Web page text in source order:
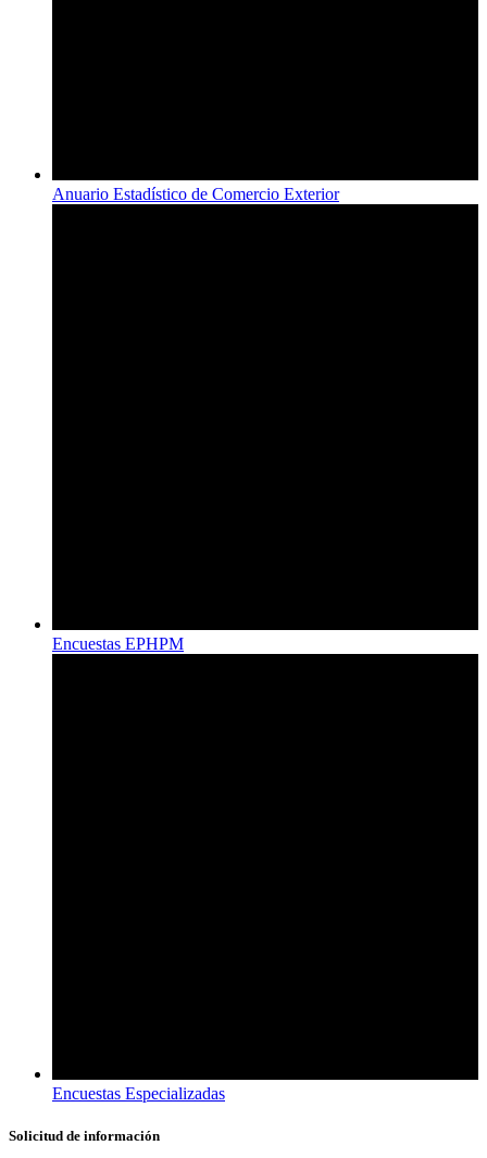
Anuario Estadístico de Comercio Exterior
Encuestas EPHPM
Encuestas Especializadas
Solicitud de información